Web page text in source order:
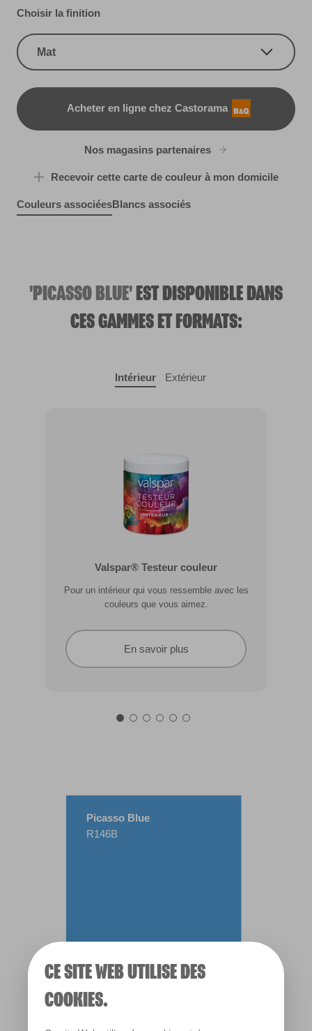
CE SITE WEB UTILISE DES
COOKIES.
Choisir la finition
Mat
Acheter en ligne chez Castorama
B&Q
Nos magasins partenaires
Recevoir cette carte de couleur à mon domicile
Couleurs associéesBlancs associés
'PICASSO BLUE' EST DISPONIBLE DANS
CES GAMMES ET FORMATS:
Intérieur Extérieur
Valspar® Testeur couleur
Pour un intérieur qui vous ressemble avec les
couleurs que vous aimez.
En savoir plus
Valspar® Pro Extérieur Boiseries et
Résiste aux fissures et à l’écaillage. Résiste aux
Picasso Blue
R146B